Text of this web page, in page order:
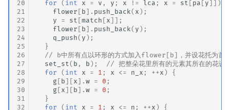
20
21
22
23
24
25
26
27
28
29
30
31
32
for
( int x = v , y ; x != lca ; x = st [ pa [ y ]])
flower [ b ]. push_back( x );
y
= st [match [ x ]];
flower [ b ]. push_back( y );
q_push( y );
}
// b中所有点以环形的方式加入flower[b]，并设花托为首
set_st( b , b );
// 把整朵花里所有的元素其所在的花设
for
( int x = 1 ; x <= n_x ; ++ x )
{
g [ b ][ x ].w = 0 ;
g [ x ][ b ].w = 0 ;
}
for
( int x = 1 ; x <= n ; ++ x )
{